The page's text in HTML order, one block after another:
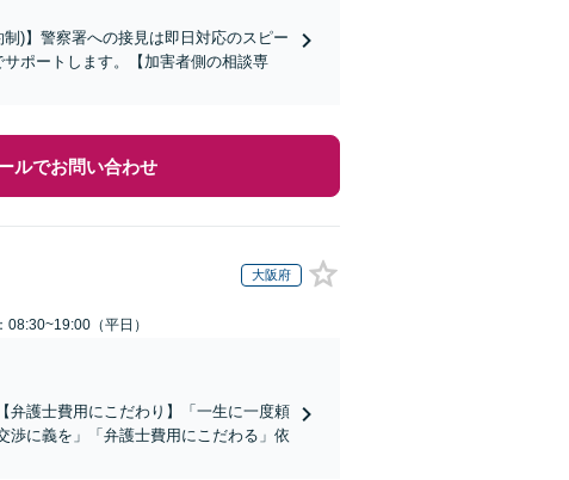
)】警察署への接見は即日対応のスピー
ポートします。【加害者側の相談専
ルでお問い合わせ
大阪府
08:30~19:00（平日）
弁護士費用にこだわり】「一生に一度頼
渉に義を」「弁護士費用にこだわる」依